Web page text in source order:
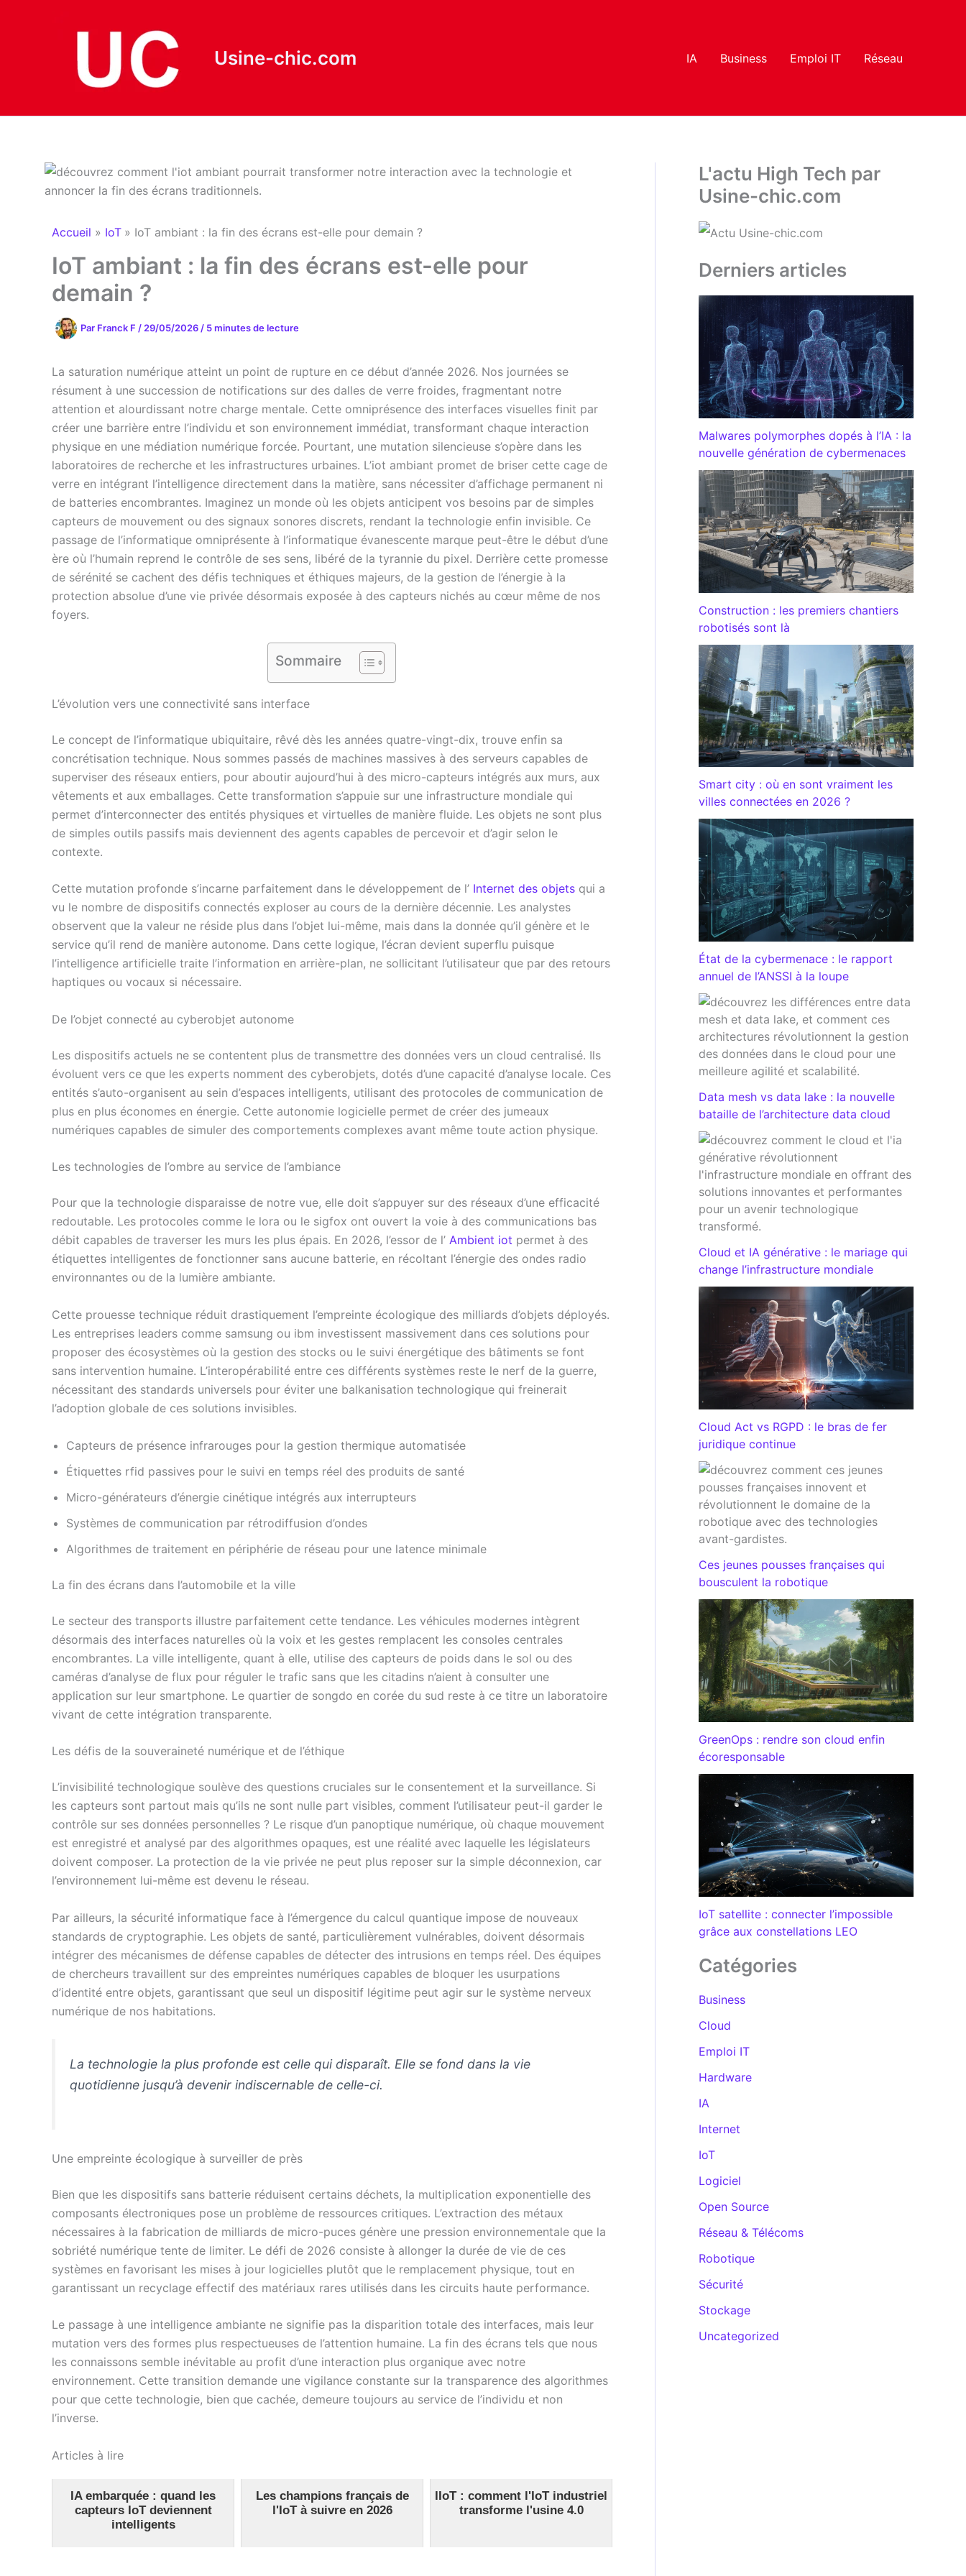
Usine-chic.com IA Business Emploi IT Réseau
Accueil IoT IoT ambiant : la fin des écrans est-elle pour demain ?
IoT ambiant : la fin des écrans est-elle pour
demain ?
Par Franck F / 29/05/2026 / 5 minutes de lecture
La saturation numérique atteint un point de rupture en ce début d’année 2026. Nos journées se
résument à une succession de notifications sur des dalles de verre froides, fragmentant notre
attention et alourdissant notre charge mentale. Cette omniprésence des interfaces visuelles finit par
créer une barrière entre l’individu et son environnement immédiat, transformant chaque interaction
physique en une médiation numérique forcée. Pourtant, une mutation silencieuse s’opère dans les
laboratoires de recherche et les infrastructures urbaines. L’iot ambiant promet de briser cette cage de
verre en intégrant l’intelligence directement dans la matière, sans nécessiter d’affichage permanent ni
de batteries encombrantes. Imaginez un monde où les objets anticipent vos besoins par de simples
capteurs de mouvement ou des signaux sonores discrets, rendant la technologie enfin invisible. Ce
passage de l’informatique omniprésente à l’informatique évanescente marque peut-être le début d’une
ère où l’humain reprend le contrôle de ses sens, libéré de la tyrannie du pixel. Derrière cette promesse
de sérénité se cachent des défis techniques et éthiques majeurs, de la gestion de l’énergie à la
protection absolue d’une vie privée désormais exposée à des capteurs nichés au cœur même de nos
foyers.
Sommaire
L’évolution vers une connectivité sans interface
Le concept de l’informatique ubiquitaire, rêvé dès les années quatre-vingt-dix, trouve enfin sa
concrétisation technique. Nous sommes passés de machines massives à des serveurs capables de
superviser des réseaux entiers, pour aboutir aujourd’hui à des micro-capteurs intégrés aux murs, aux
vêtements et aux emballages. Cette transformation s’appuie sur une infrastructure mondiale qui
permet d’interconnecter des entités physiques et virtuelles de manière fluide. Les objets ne sont plus
de simples outils passifs mais deviennent des agents capables de percevoir et d’agir selon le
contexte.
Cette mutation profonde s’incarne parfaitement dans le développement de l’ Internet des objets qui a
vu le nombre de dispositifs connectés exploser au cours de la dernière décennie. Les analystes
observent que la valeur ne réside plus dans l’objet lui-même, mais dans la donnée qu’il génère et le
service qu’il rend de manière autonome. Dans cette logique, l’écran devient superflu puisque
l’intelligence artificielle traite l’information en arrière-plan, ne sollicitant l’utilisateur que par des retours
haptiques ou vocaux si nécessaire.
De l’objet connecté au cyberobjet autonome
Les dispositifs actuels ne se contentent plus de transmettre des données vers un cloud centralisé. Ils
évoluent vers ce que les experts nomment des cyberobjets, dotés d’une capacité d’analyse locale. Ces
entités s’auto-organisent au sein d’espaces intelligents, utilisant des protocoles de communication de
plus en plus économes en énergie. Cette autonomie logicielle permet de créer des jumeaux
numériques capables de simuler des comportements complexes avant même toute action physique.
Les technologies de l’ombre au service de l’ambiance
Pour que la technologie disparaisse de notre vue, elle doit s’appuyer sur des réseaux d’une efficacité
redoutable. Les protocoles comme le lora ou le sigfox ont ouvert la voie à des communications bas
débit capables de traverser les murs les plus épais. En 2026, l’essor de l’ Ambient iot permet à des
étiquettes intelligentes de fonctionner sans aucune batterie, en récoltant l’énergie des ondes radio
environnantes ou de la lumière ambiante.
Cette prouesse technique réduit drastiquement l’empreinte écologique des milliards d’objets déployés.
Les entreprises leaders comme samsung ou ibm investissent massivement dans ces solutions pour
proposer des écosystèmes où la gestion des stocks ou le suivi énergétique des bâtiments se font
sans intervention humaine. L’interopérabilité entre ces différents systèmes reste le nerf de la guerre,
nécessitant des standards universels pour éviter une balkanisation technologique qui freinerait
l’adoption globale de ces solutions invisibles.
Capteurs de présence infrarouges pour la gestion thermique automatisée
Étiquettes rfid passives pour le suivi en temps réel des produits de santé
Micro-générateurs d’énergie cinétique intégrés aux interrupteurs
Systèmes de communication par rétrodiffusion d’ondes
Algorithmes de traitement en périphérie de réseau pour une latence minimale
La fin des écrans dans l’automobile et la ville
Le secteur des transports illustre parfaitement cette tendance. Les véhicules modernes intègrent
désormais des interfaces naturelles où la voix et les gestes remplacent les consoles centrales
encombrantes. La ville intelligente, quant à elle, utilise des capteurs de poids dans le sol ou des
caméras d’analyse de flux pour réguler le trafic sans que les citadins n’aient à consulter une
application sur leur smartphone. Le quartier de songdo en corée du sud reste à ce titre un laboratoire
vivant de cette intégration transparente.
Les défis de la souveraineté numérique et de l’éthique
L’invisibilité technologique soulève des questions cruciales sur le consentement et la surveillance. Si
les capteurs sont partout mais qu’ils ne sont nulle part visibles, comment l’utilisateur peut-il garder le
contrôle sur ses données personnelles ? Le risque d’un panoptique numérique, où chaque mouvement
est enregistré et analysé par des algorithmes opaques, est une réalité avec laquelle les législateurs
doivent composer. La protection de la vie privée ne peut plus reposer sur la simple déconnexion, car
l’environnement lui-même est devenu le réseau.
Par ailleurs, la sécurité informatique face à l’émergence du calcul quantique impose de nouveaux
standards de cryptographie. Les objets de santé, particulièrement vulnérables, doivent désormais
intégrer des mécanismes de défense capables de détecter des intrusions en temps réel. Des équipes
de chercheurs travaillent sur des empreintes numériques capables de bloquer les usurpations
d’identité entre objets, garantissant que seul un dispositif légitime peut agir sur le système nerveux
numérique de nos habitations.
La technologie la plus profonde est celle qui disparaît. Elle se fond dans la vie
quotidienne jusqu’à devenir indiscernable de celle-ci.
Une empreinte écologique à surveiller de près
Bien que les dispositifs sans batterie réduisent certains déchets, la multiplication exponentielle des
composants électroniques pose un problème de ressources critiques. L’extraction des métaux
nécessaires à la fabrication de milliards de micro-puces génère une pression environnementale que la
sobriété numérique tente de limiter. Le défi de 2026 consiste à allonger la durée de vie de ces
systèmes en favorisant les mises à jour logicielles plutôt que le remplacement physique, tout en
garantissant un recyclage effectif des matériaux rares utilisés dans les circuits haute performance.
Le passage à une intelligence ambiante ne signifie pas la disparition totale des interfaces, mais leur
mutation vers des formes plus respectueuses de l’attention humaine. La fin des écrans tels que nous
les connaissons semble inévitable au profit d’une interaction plus organique avec notre
environnement. Cette transition demande une vigilance constante sur la transparence des algorithmes
pour que cette technologie, bien que cachée, demeure toujours au service de l’individu et non
l’inverse.
Articles à lire
IA embarquée : quand les
capteurs IoT deviennent
intelligents
Les champions français de
l'IoT à suivre en 2026
IIoT : comment l'IoT industriel
transforme l'usine 4.0
L'actu High Tech par
Usine-chic.com
Derniers articles
Malwares polymorphes dopés à l’IA : la
nouvelle génération de cybermenaces
Construction : les premiers chantiers
robotisés sont là
Smart city : où en sont vraiment les
villes connectées en 2026 ?
État de la cybermenace : le rapport
annuel de l’ANSSI à la loupe
Data mesh vs data lake : la nouvelle
bataille de l’architecture data cloud
Cloud et IA générative : le mariage qui
change l’infrastructure mondiale
Cloud Act vs RGPD : le bras de fer
juridique continue
Ces jeunes pousses françaises qui
bousculent la robotique
GreenOps : rendre son cloud enfin
écoresponsable
IoT satellite : connecter l’impossible
grâce aux constellations LEO
Catégories
Business
Cloud
Emploi IT
Hardware
IA
Internet
IoT
Logiciel
Open Source
Réseau & Télécoms
Robotique
Sécurité
Stockage
Uncategorized